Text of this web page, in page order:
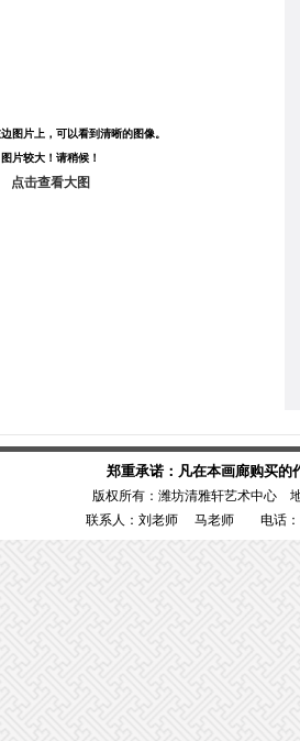
图片上，可以看到清晰的图像。
图片较大！请稍候！
点击查看大图
郑重承诺：凡在本画廊购买的
版权所有：潍坊清雅轩艺术中心
联系人：刘老师 马老师 电话